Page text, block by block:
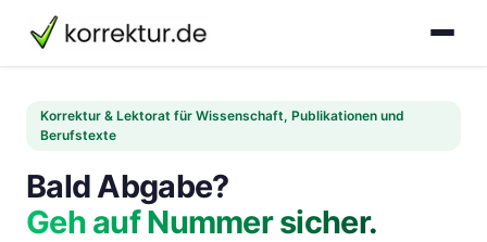
korrektur.de
Korrektur & Lektorat für Wissenschaft, Publikationen und
Berufstexte
Bald Abgabe?
Geh auf Nummer sicher.